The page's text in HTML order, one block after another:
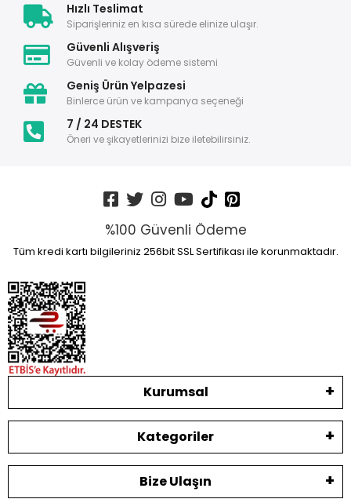
Hızlı Teslimat
Siparişleriniz en kısa sürede elinize ulaşır.
Güvenli Alışveriş
Güvenli ve kolay ödeme sistemi
Geniş Ürün Yelpazesi
Binlerce ürün ve kampanya seçeneği
7 / 24 DESTEK
Öneri ve şikayetlerinizi bize iletebilirsiniz.
%100 Güvenli Ödeme
Tüm kredi kartı bilgileriniz 256bit SSL Sertifikası ile korunmaktadır.
Kurumsal
Kategoriler
Bize Ulaşın